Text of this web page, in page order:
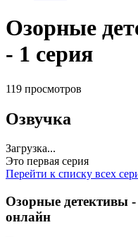
Озорные
- 1 серия
119 просмотров
Озвучка
Загрузка...
Это первая серия
Перейти к списку всех
Озорные детективы -
онлайн